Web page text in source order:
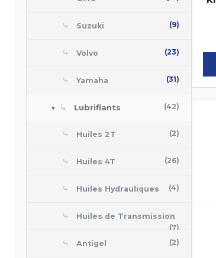
⤷ Suzuki (9)
⤷ Volvo (23)
⤷ Yamaha (31)
▼ ↳ Lubrifiants (42)
⤷ Huiles 2T (2)
⤷ Huiles 4T (26)
⤷ Huiles Hydrauliques (4)
⤷
Huiles de Transmission
(7)
⤷ Antigel (2)